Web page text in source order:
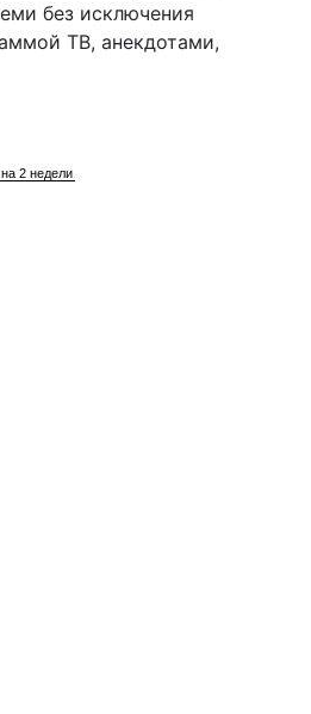
без исключения
ТВ, анекдотами,